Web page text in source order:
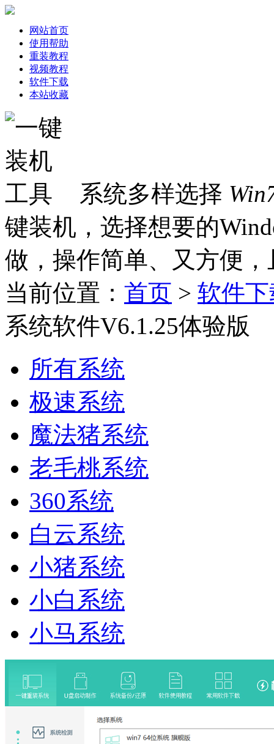
网站首页
使用帮助
重装教程
视频教程
软件下载
本站收藏
系统多样选择
键装机，选择想要的
做，操作简单、又方便
当前位置： 首页 > 软件
系统软件V6.1.25体验版
所有系统
极速系统
魔法猪系统
老毛桃系统
360系统
白云系统
小猪系统
小白系统
小马系统